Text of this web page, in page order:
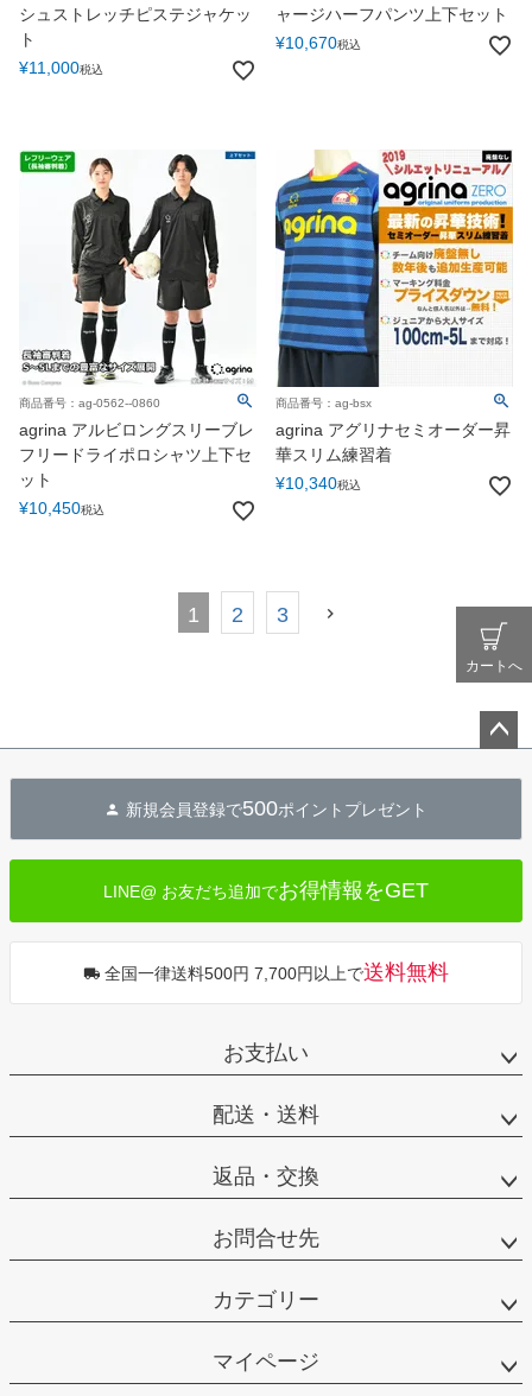
シュストレッチピステジャケッ
ト
¥11,000税込
ャージハーフパンツ上下セット
¥10,670税込
商品番号：ag-0562--0860
agrina アルビロングスリーブレ
フリードライポロシャツ上下セ
ット
¥10,450税込
商品番号：ag-bsx
agrina アグリナセミオーダー昇
華スリム練習着
¥10,340税込
1 2 3
カートへ
へ
新規会員登録で500ポイントプレゼント
LINE@ お友だち追加でお得情報をGET
全国一律送料500円 7,700円以上で送料無料
お支払い
配送・送料
返品・交換
お問合せ先
カテゴリー
マイページ